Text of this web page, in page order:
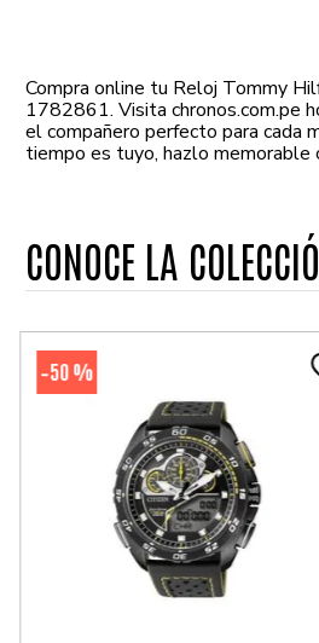
Compra online tu Reloj Tommy
1782861. Visita chronos.com.pe
el compañero perfecto para cada
tiempo es tuyo, hazlo memorable
CONOCE LA
-50 %